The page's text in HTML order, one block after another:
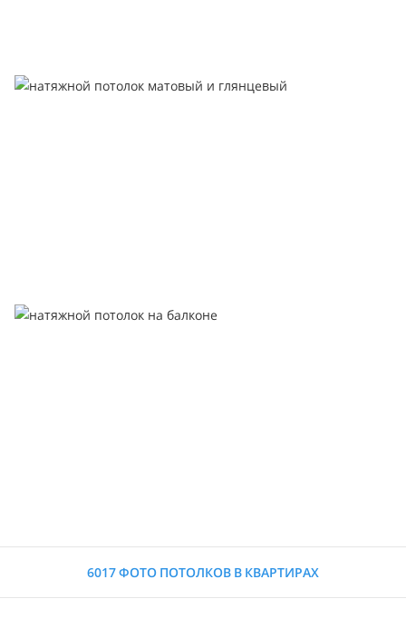
6017 ФОТО ПОТОЛКОВ В КВАРТИРАХ